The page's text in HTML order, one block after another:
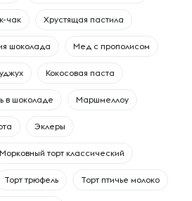
чак Хрустящая пастила
шоколада Мед с прополисом
Кокосовая паста
в шоколаде Маршмеллоу
Эклеры
Морковный торт классический
Торт трюфель Торт птичье молоко